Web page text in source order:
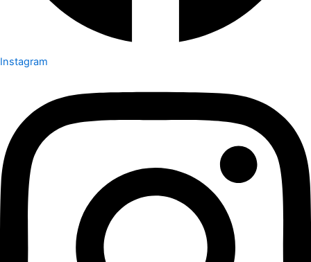
Instagram